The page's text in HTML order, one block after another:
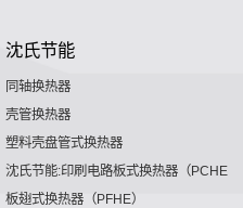
沈氏节能
同轴换热器
壳管换热器
塑料壳盘管式换热器
沈氏节能:印刷电路板式换热器（PCHE）
板翅式换热器（PFHE）